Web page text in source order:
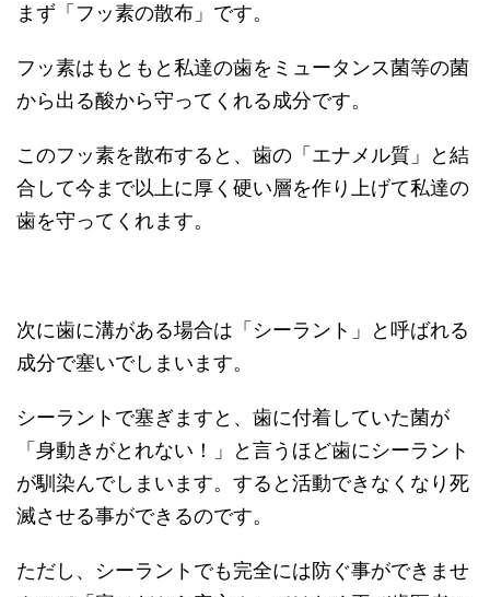
まず「フッ素の散布」です。
フッ素はもともと私達の歯をミュータンス菌等の菌
から出る酸から守ってくれる成分です。
このフッ素を散布すると、歯の「エナメル質」と結
合して今まで以上に厚く硬い層を作り上げて私達の
歯を守ってくれます。
次に歯に溝がある場合は「シーラント」と呼ばれる
成分で塞いでしまいます。
シーラントで塞ぎますと、歯に付着していた菌が
「身動きがとれない！」と言うほど歯にシーラント
が馴染んでしまいます。すると活動できなくなり死
滅させる事ができるのです。
ただし、シーラントでも完全には防ぐ事ができませ